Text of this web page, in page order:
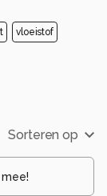
vloeistof
Sorteren op